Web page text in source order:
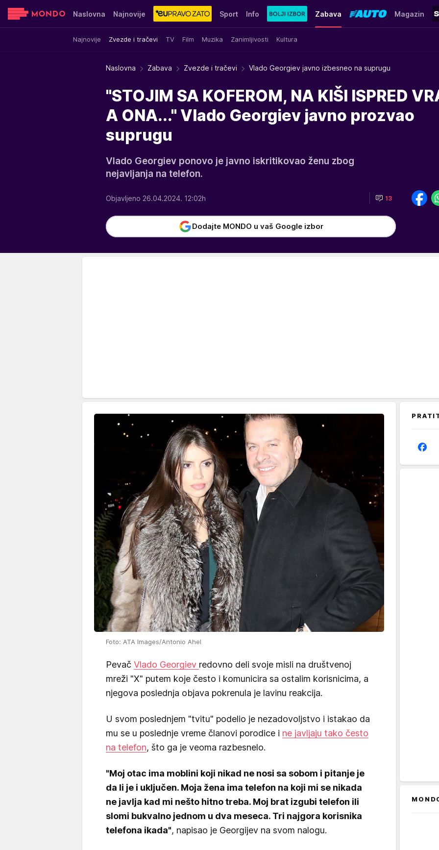
Naslovna Najnovije Sport Info Zabava
Najnovije Zvezde i tračevi TV Film Muzika Zanimljivosti Kultura
Magazin
Sensa Stvar ukusa Yumama
Naslovna Zabava Zvezde i tračevi Vlado Georgiev javno izbesneo na suprugu
"STOJIM SA KOFEROM, NA KIŠI ISPRED
A ONA..." Vlado Georgiev javno prozvao
suprugu
Vlado Georgiev ponovo je javno iskritikovao ženu zbog
nejavljanja na telefon.
Objavljeno 26.04.2024. 12:02h 13
Dodajte MONDO u vaš Google izbor
Foto: ATA Images/Antonio Ahel
Pevač Vlado Georgiev redovno deli svoje misli na društvenoj
mreži "X" putem koje često i komunicira sa ostalim korisnicima, a
njegova poslednja objava pokrenula je lavinu reakcija.
U svom poslednjem "tvitu" podelio je nezadovoljstvo i istakao da
mu se u poslednje vreme članovi porodice i ne javljaju tako često
na telefon, što ga je veoma razbesnelo.
"Moj otac ima moblini koji nikad ne nosi sa sobom i pitanje je
da li je i uključen. Moja žena ima telefon na koji mi se nikada
ne javlja kad mi nešto hitno treba. Moj brat izgubi telefon ili
slomi bukvalno jednom u dva meseca. Tri najgora korisnika
telefona ikada", napisao je Georgijev na svom nalogu.